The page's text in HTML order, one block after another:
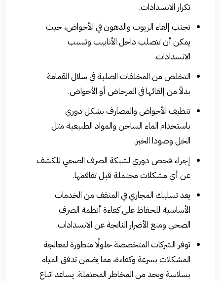
تكرار الانسدادات.
تجنب إلقاء الزيوت والدهون في الأحواض، حيث
يمكن أن تتصلب داخل الأنابيب وتسبب
الانسدادات.
التخلص من المخلفات الصلبة في سلال القمامة
بدلاً من إلقائها في المرحاض أو الأحواض.
تنظيف الأحواض والمصارف بشكل دوري
باستخدام الماء الساخن والمواد الطبيعية مثل
الخل وصودا الخبز.
إجراء فحص دوري لشبكة الصرف الصحي للكشف
عن أي مشكلات محتملة قبل تفاقمها.
يعد تسليك المجاري في المنقف من الخدمات
الأساسية للحفاظ على كفاءة أنظمة الصرف
الصحي ومنع الأضرار الناتجة عن الانسدادات.
توفر الشركات المتخصصة حلولًا متطورة لمعالجة
المشكلات بسرعة وكفاءة، مما يضمن تدفق المياه
بسلاسة ويحد من المخاطر المحتملة. يساعد اتباع